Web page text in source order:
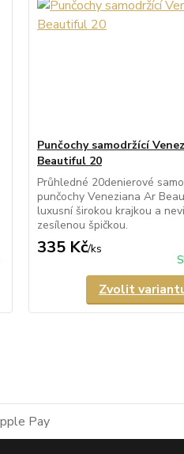
Punčochy samodržící
Beautiful 20
Průhledné 20denierové
punčochy Veneziana Ar
luxusní širokou krajkou a
zesílenou špičkou.
335 Kč/ks
Zvolit